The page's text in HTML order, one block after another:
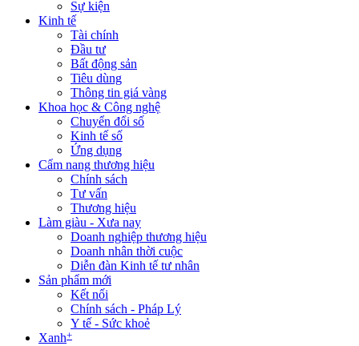
Sự kiện
Kinh tế
Tài chính
Đầu tư
Bất động sản
Tiêu dùng
Thông tin giá vàng
Khoa học & Công nghệ
Chuyển đổi số
Kinh tế số
Ứng dụng
Cẩm nang thương hiệu
Chính sách
Tư vấn
Thương hiệu
Làm giàu - Xưa nay
Doanh nghiệp thương hiệu
Doanh nhân thời cuộc
Diễn đàn Kinh tế tư nhân
Sản phẩm mới
Kết nối
Chính sách - Pháp Lý
Y tế - Sức khoẻ
Xanh+